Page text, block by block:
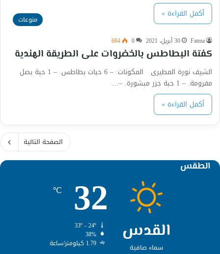
أكمل القراءة » منوعات
Fatma 30 أبريل، 2021 0
684
كفتة البطاطس بالخضروات على الطريقة الهندية
الشيف نورة المطيرى المكونات: – 6 حبات بطاطس. – 1 حبة بصل
مفرومة. – 1 حبة جزر مبشورة. –…
أكمل القراءة »
الصفحة التالية
الطقس
القدس
سماء صافية
32
℃
38%
1.79 كيلومتر/ساعة